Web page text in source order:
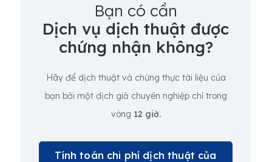
Bạn có cần
Dịch vụ dịch thuật được
chứng nhận không?
Hãy để dịch thuật và chứng thực tài liệu của
bạn bởi một dịch giả chuyên nghiệp chỉ trong
vòng 12 giờ.
Tính toán chi phí dịch thuật của